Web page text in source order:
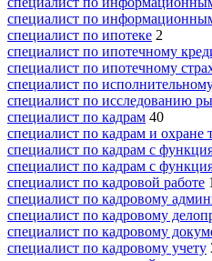
специалист по
специалист по ипотеке 2
специалист по ипотечному
специалист по ипотечному
специалист по
специалист по исследованию
специалист по кадрам 40
специалист по кадрам и охране
специалист по кадрам с
специалист по кадрам с
специалист по кадровой работе
специалист по кадровому
специалист по кадровому
специалист по кадровому
специалист по кадровому учету